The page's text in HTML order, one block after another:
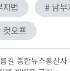
법
# 남부
컷오프
길 종합뉴스통신